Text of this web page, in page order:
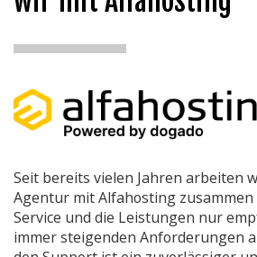
Seit bereits vielen Jahren arbeiten
Agentur mit Alfahosting
Service und die Leistungen nur
immer steigenden Anforderungen